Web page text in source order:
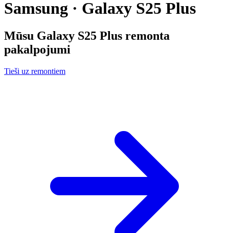
Samsung · Galaxy S25 Plus
Mūsu Galaxy S25 Plus remonta
pakalpojumi
Tieši uz remontiem